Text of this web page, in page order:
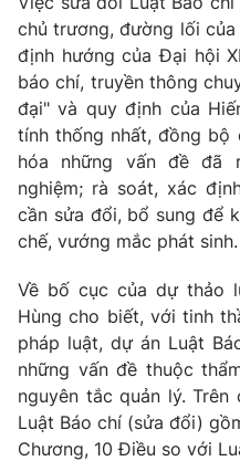
Emagazine
Photo
Video
VTV Money
VTV Sức khoẻ
Thị trường 24h
VTV4
chủ trương, đường lối
định hướng của Đại hội
báo chí, truyền thông
đại" và quy định của
tính thống nhất, đồng bộ
hóa những vấn đề đã
nghiệm; rà soát, xác
cần sửa đổi, bổ sung để
chế, vướng mắc phát sinh.
Về bố cục của dự thảo
Hùng cho biết, với tinh
pháp luật, dự án Luật
những vấn đề thuộc
nguyên tắc quản lý.
Luật Báo chí (sửa đổi)
Chương, 10 Điều so với